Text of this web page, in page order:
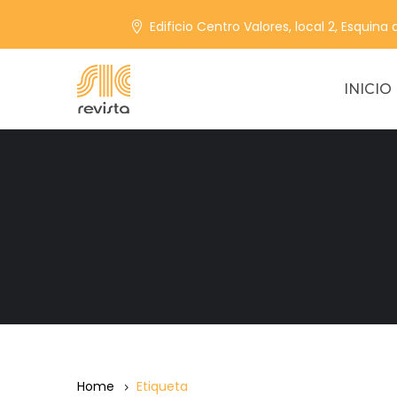
Edificio Centro Valores, local 2, Esquina
INICIO
Home Etiqueta